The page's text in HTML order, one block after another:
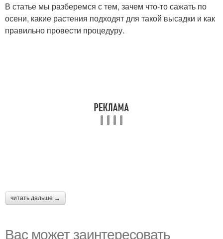
В статье мы разберемся с тем, зачем что-то сажать по
осени, какие растения подходят для такой высадки и как
правильно провести процедуру.
читать дальше →
Вас может заинтересовать